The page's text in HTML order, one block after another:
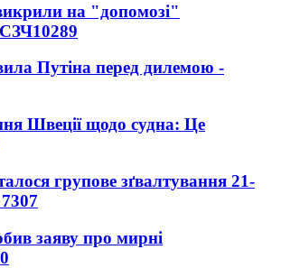
на "допомозі"
СЗЧ10289
Путіна перед дилемою -
Швеції щодо судна: Це
групове зґвалтування 21-
7307
заяву про мирні